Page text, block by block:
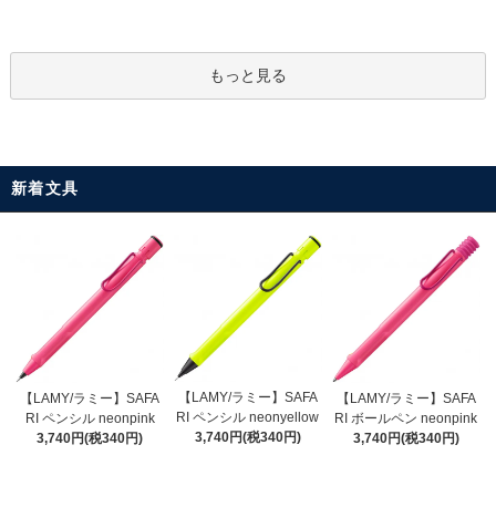
もっと見る
新着文具
【LAMY/ラミー】SAFA
RI ペンシル neonpink
3,740円(税340円)
【LAMY/ラミー】SAFA
RI ペンシル neonyellow
3,740円(税340円)
【LAMY/ラミー】SAFA
RI ボールペン neonpink
3,740円(税340円)